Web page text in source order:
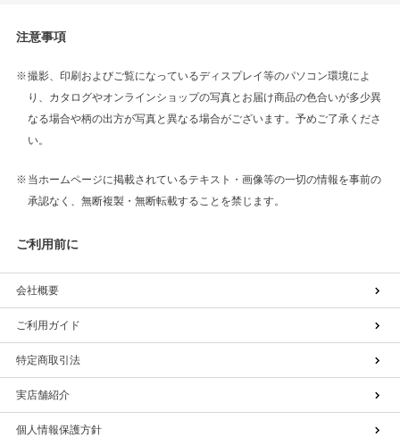
注意事項
撮影、印刷およびご覧になっているディスプレイ等のパソコン環境によ
り、カタログやオンラインショップの写真とお届け商品の色合いが多少異
なる場合や柄の出方が写真と異なる場合がございます。予めご了承くださ
い。
当ホームページに掲載されているテキスト・画像等の一切の情報を事前の
承認なく、無断複製・無断転載することを禁じます。
ご利用前に
会社概要
ご利用ガイド
特定商取引法
実店舗紹介
個人情報保護方針